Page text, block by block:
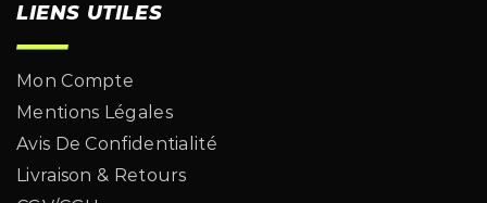
LIENS UTILES
Mon Compte
Mentions Légales
Avis De Confidentialité
Livraison & Retours